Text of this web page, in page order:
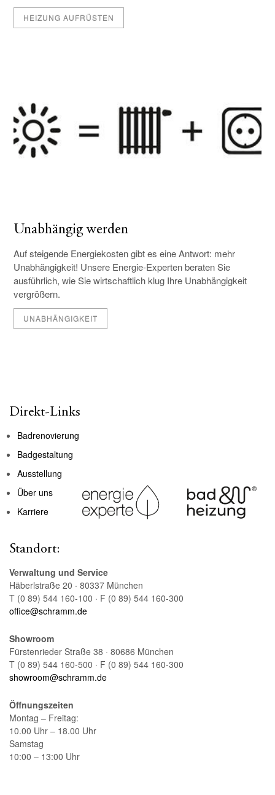
HEIZUNG AUFRÜSTEN
Unabhängig werden
Auf steigende Energiekosten gibt es eine Antwort: mehr
Unabhängigkeit! Unsere Energie-Experten beraten Sie
ausführlich, wie Sie wirtschaftlich klug Ihre Unabhängigkeit
vergrößern.
UNABHÄNGIGKEIT
Direkt-Links
Badrenovierung
Badgestaltung
Ausstellung
Über uns
Karriere
Standort:
Verwaltung und Service
Häberlstraße 20 · 80337 München
T (0 89) 544 160-100 · F (0 89) 544 160-300
office@schramm.de
Showroom
Fürstenrieder Straße 38 · 80686 München
T (0 89) 544 160-500 · F (0 89) 544 160-300
showroom@schramm.de
Öffnungszeiten
Montag – Freitag:
10.00 Uhr – 18.00 Uhr
Samstag
10:00 – 13:00 Uhr